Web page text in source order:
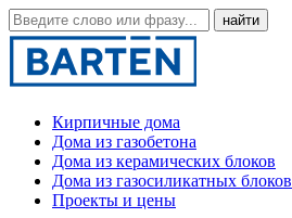
Кирпичные дома
Дома из газобетона
Дома из керамических блоков
Дома из газосиликатных блоков
Проекты и цены